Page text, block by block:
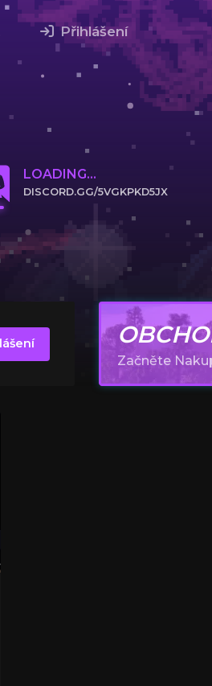
Přihlášení
LOADING...
DISCORD.GG/5VGKPKD5JX
KLIKNĚTE PRO PŘIPOJENÍ!
Začněte